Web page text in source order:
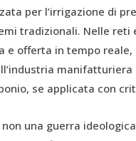
per l’irrigazione di
tradizionali. Nelle
e offerta in tempo
se applicata con
una guerra